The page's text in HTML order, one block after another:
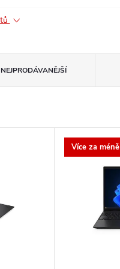
NEJPRODÁVANĚJŠÍ
Více za méně